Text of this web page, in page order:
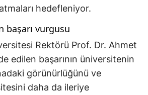
hedefleniyor.
başarı vurgusu
Rektörü Prof. Dr. Ahmet
edilen başarının üniversitenin
görünürlüğünü ve
daha da ileriye